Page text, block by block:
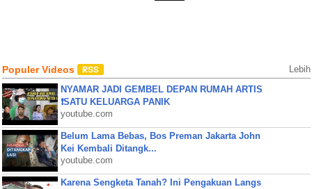
Populer Videos Lebih
NYAMAR JADI GEMBEL DEPAN RUMAH ARTIS
❗SATU KELUARGA PANIK
youtube.com
Belum Lama Bebas, Bos Preman Jakarta John
Kei Kembali Ditangk...
youtube.com
Karena Sengketa Tanah? Ini Pengakuan Langs